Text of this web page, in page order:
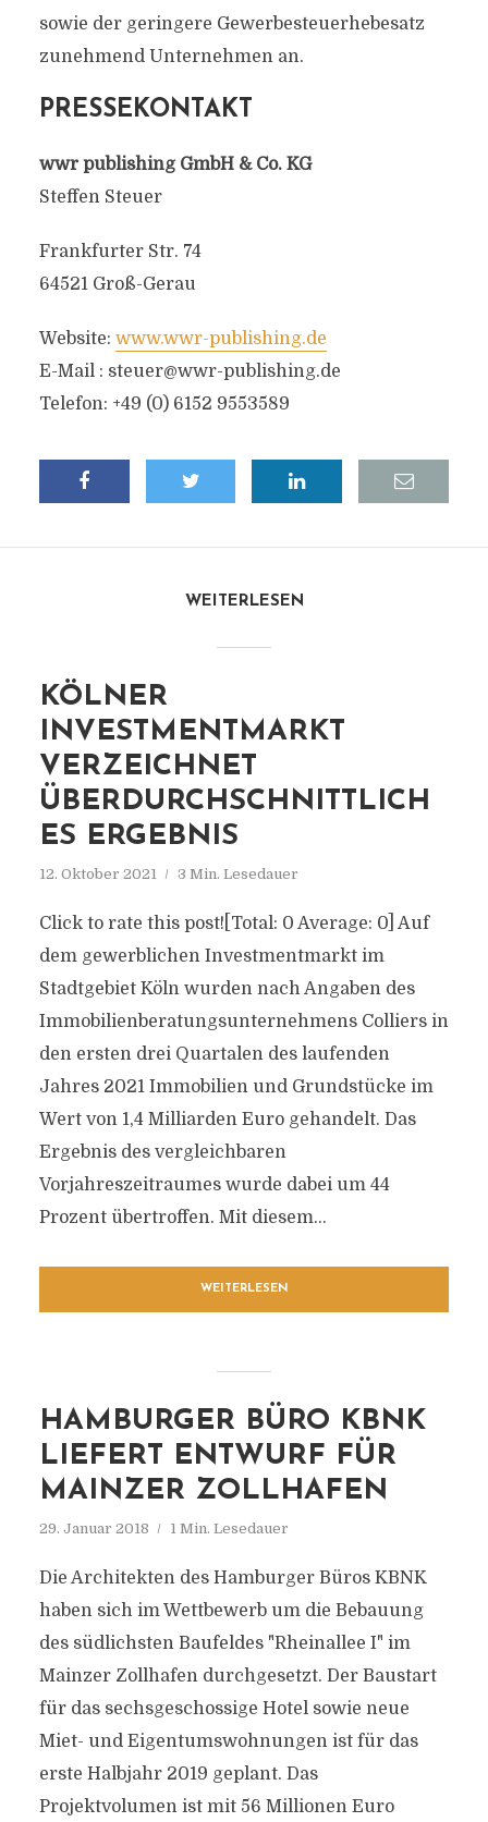
sowie der geringere Gewerbesteuerhebesatz
zunehmend Unternehmen an.
PRESSEKONTAKT
wwr publishing GmbH & Co. KG
Steffen Steuer
Frankfurter Str. 74
64521 Groß-Gerau
Website: www.wwr-publishing.de
E-Mail : steuer@wwr-publishing.de
Telefon: +49 (0) 6152 9553589
WEITERLESEN
KÖLNER
INVESTMENTMARKT
VERZEICHNET
ÜBERDURCHSCHNITTLICH
ES ERGEBNIS
12. Oktober 2021 3 Min. Lesedauer
Click to rate this post![Total: 0 Average: 0] Auf
dem gewerblichen Investmentmarkt im
Stadtgebiet Köln wurden nach Angaben des
Immobilienberatungsunternehmens Colliers in
den ersten drei Quartalen des laufenden
Jahres 2021 Immobilien und Grundstücke im
Wert von 1,4 Milliarden Euro gehandelt. Das
Ergebnis des vergleichbaren
Vorjahreszeitraumes wurde dabei um 44
Prozent übertroffen. Mit diesem...
WEITERLESEN
HAMBURGER BÜRO KBNK
LIEFERT ENTWURF FÜR
MAINZER ZOLLHAFEN
29. Januar 2018 1 Min. Lesedauer
Die Architekten des Hamburger Büros KBNK
haben sich im Wettbewerb um die Bebauung
des südlichsten Baufeldes "Rheinallee I" im
Mainzer Zollhafen durchgesetzt. Der Baustart
für das sechsgeschossige Hotel sowie neue
Miet- und Eigentumswohnungen ist für das
erste Halbjahr 2019 geplant. Das
Projektvolumen ist mit 56 Millionen Euro